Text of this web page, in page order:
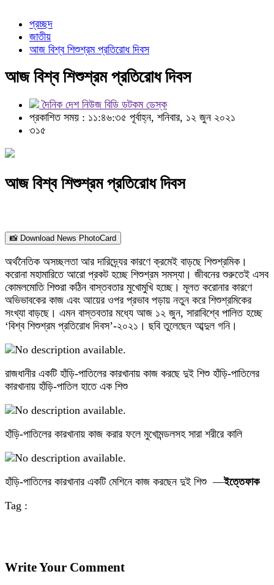
প্রচ্ছদ
জাতীয়
আজ বিশ্ব শিশুশ্রম প্রতিরোধ দিবস
আজ বিশ্ব শিশুশ্রম প্রতিরোধ দিবস
দৈনিক দেশ নিউজ বিডি ডটকম ডেস্ক
প্রকাশিত সময় : ১১:৪৬:৩৫ পূর্বাহ্ন, শনিবার, ১২ জুন ২০২১
৩১৫
আজ বিশ্ব শিশুশ্রম প্রতিরোধ দিবস
📸 Download News PhotoCard
অর্থনৈতিক অসচ্ছলতা আর দারিদ্র্যের কারণে ক্রমেই বাড়ছে শিশুশ্রমিক।
করোনা মহামারিতে আরো প্রকট হচ্ছে শিশুশ্রম সমস্যা। জীবনের শুরুতেই এসব
কোমলমোতি শিশুরা কঠিন বাস্তবতার মুখোমুখি হচ্ছে। মূলত করোনার কারণে
অভিভাবকের কাজ এবং আয়ের ওপর প্রভাব পড়ায় নতুন করে শিশুশ্রমিকের
সংখ্যা বাড়ছে। এমন বাস্তবতার মধ্যে আজ ১২ জুন, সারাবিশ্বে পালিত হচ্ছে
‘বিশ্ব শিশুশ্রম প্রতিরোধ দিবস’-২০২১। ছবি তুলেছেন আব্দুল গনি।
রাজধানীর একটি হাঁড়ি-পাতিলের কারখানায় কাজ করছে দুই শিশু হাঁড়ি-পাতিলের
কারখানায় হাঁড়ি-পাতিল হাতে এক শিশু
হাঁড়ি-পাতিলের কারখানায় কাজ করার ফলে মুখোমন্ডলসহ সারা শরীরে কালি
হাঁড়ি-পাতিলের কারখানার একটি মেশিনে কাজ করছেন দুই শিশু —ইত্তেফাক
Tag :
Write Your Comment